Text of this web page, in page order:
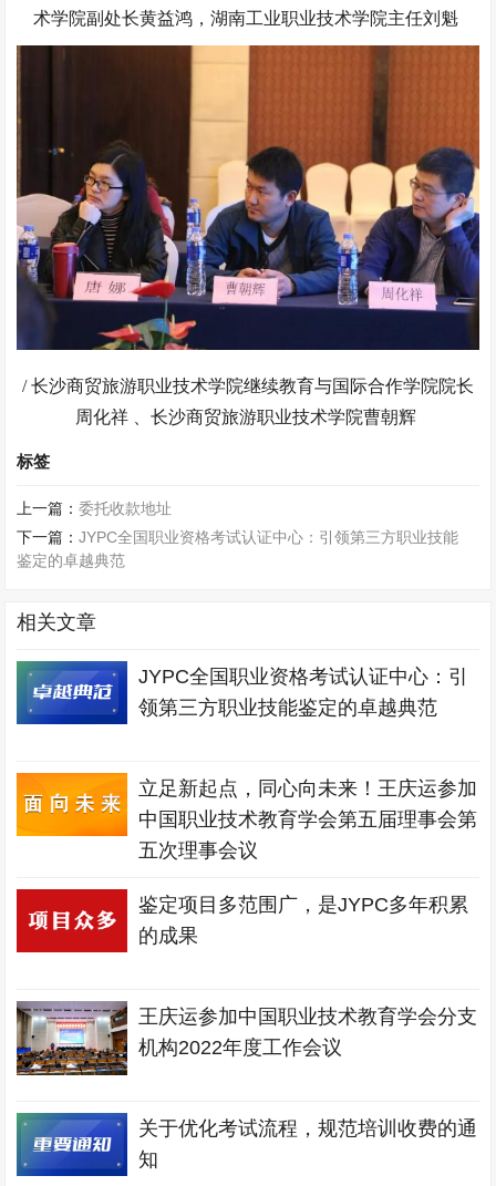
术学院副处长黄益鸿，湖南工业职业技术学院主任刘魁
/ 长沙商贸旅游职业技术学院继续教育与国际合作学院院长
周化祥 、长沙商贸旅游职业技术学院曹朝辉
标签
上一篇：委托收款地址
下一篇：JYPC全国职业资格考试认证中心：引领第三方职业技能
鉴定的卓越典范
相关文章
JYPC全国职业资格考试认证中心：引
领第三方职业技能鉴定的卓越典范
立足新起点，同心向未来！王庆运参加
中国职业技术教育学会第五届理事会第
五次理事会议
鉴定项目多范围广，是JYPC多年积累
的成果
王庆运参加中国职业技术教育学会分支
机构2022年度工作会议
关于优化考试流程，规范培训收费的通
知